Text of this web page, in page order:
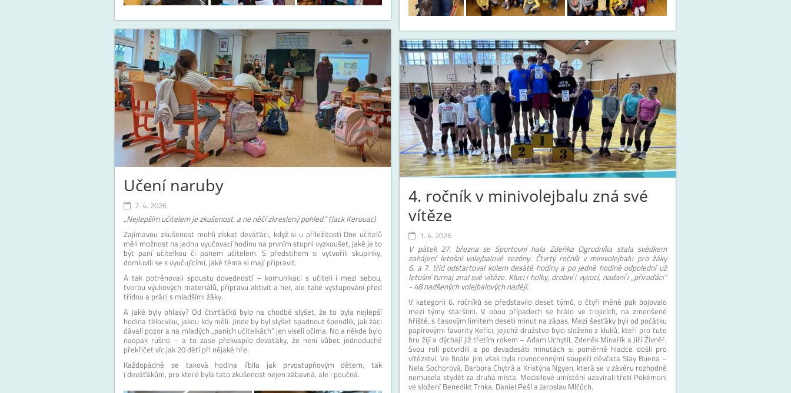
Učení naruby
7. 4. 2026
„Nejlepším učitelem je zkušenost, a ne něčí zkreslený pohled.“ (Jack Kerouac)
Zajímavou zkušenost mohli získat deváťáci, když si u příležitosti Dne učitelů
měli možnost na jednu vyučovací hodinu na prvním stupni vyzkoušet, jaké je to
být paní učitelkou či panem učitelem. S předstihem si vytvořili skupinky,
domluvili se s vyučujícími, jaké téma si mají připravit.
A tak potrénovali spoustu dovedností – komunikaci s učiteli i mezi sebou,
tvorbu výukových materiálů, přípravu aktivit a her, ale také vystupování před
třídou a práci s mladšími žáky.
A jaké byly ohlasy? Od čtvrťáčků bylo na chodbě slyšet, že to byla nejlepší
hodina tělocviku, jakou kdy měli. Jinde by byl slyšet spadnout špendlík, jak žáci
dávali pozor a na mladých „paních učitelkách“ jen viseli očima. No a někde bylo
naopak rušno – a to zase překvapilo deváťáky, že není vůbec jednoduché
překřičet víc jak 20 dětí při nějaké hře.
Každopádně se taková hodina líbila jak prvostupňovým dětem, tak
i deváťákům, pro které byla tato zkušenost nejen zábavná, ale i poučná.
4. ročník v minivolejbalu zná své
vítěze
1. 4. 2026
V pátek 27. března se Sportovní hala Zdeňka Ogrodníka stala svědkem
zahájení letošní volejbalové sezóny. Čtvrtý ročník v minivolejbalu pro žáky
6. a 7. tříd odstartoval kolem desáté hodiny a po jedné hodině odpolední už
letošní turnaj znal své vítěze. Kluci i holky, drobní i vysocí, nadaní i „příroďáci“
- 48 nadšených volejbalových nadějí.
V kategorii 6. ročníků se představilo deset týmů, o čtyři méně pak bojovalo
mezi týmy staršími. V obou případech se hrálo ve trojicích, na zmenšené
hřiště, s časovým limitem deseti minut na zápas. Mezi šesťáky byli od počátku
papírovými favority Keříci, jejichž družstvo bylo složeno z kluků, kteří pro tuto
hru žijí a dýchají již třetím rokem – Adam Uchytil, Zdeněk Minařík a Jiří Živnéř.
Svou roli potvrdili a po devadesáti minutách si poměrně hladce došli pro
vítězství. Ve finále jim však byla rovnocennými soupeři děvčata Slay Buena –
Nela Sochorová, Barbora Chytrá a Kristýna Ngyen, která se v závěru rozhodně
nemusela stydět za druhá místa. Medailové umístění uzavírali třetí Pokémoni
ve složení Benedikt Trnka, Daniel Pešl a Jaroslav Mlčůch.